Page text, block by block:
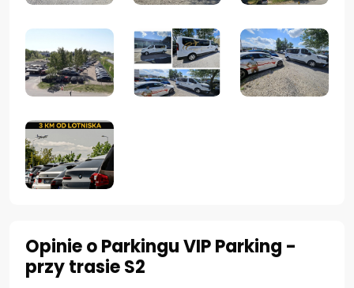
Opinie o Parkingu VIP Parking -
przy trasie S2